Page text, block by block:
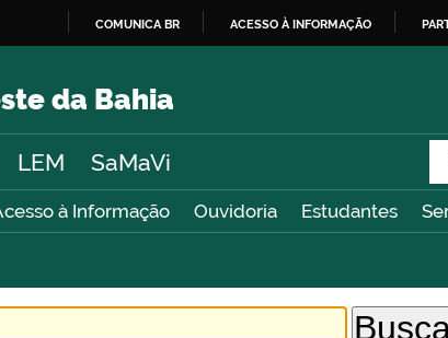
O
COMUNICA BR ACESSO À INFORMAÇÃO
da Bahia
LEM SaMaVi
à Informação Ouvidoria Estudantes